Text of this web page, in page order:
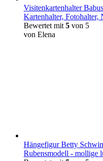
Visitenkartenhalter
Kartenhalter, Fotohalter,
Bewertet mit 5 von 5
von Elena
Hängefigur Betty
Rubensmodell - mollige